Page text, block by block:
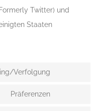
Twitter) und
Staaten
Verfolgung
Präferenzen